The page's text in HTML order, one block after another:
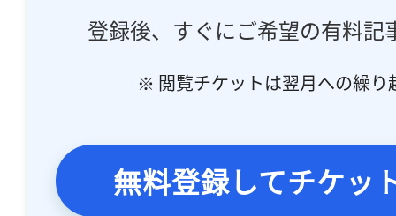
登録後、すぐにご希望の有料記
※ 閲覧チケットは翌月への繰り
無料登録してチケッ